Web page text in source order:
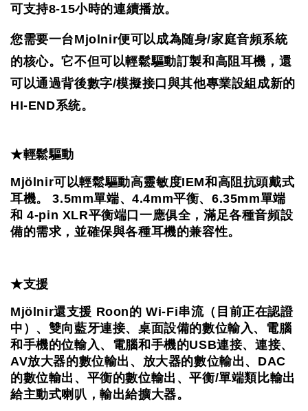
可支持8-15小時的連續播放。
您需要一台Mjolnir便可以成為随身/家庭音頻系統
的核心。它不但可以輕鬆驅動訂製和高阻耳機，還
可以通過背後數字/模擬接口與其他專業設組成新的
HI-END系统。
★輕鬆驅動
Mjölnir可以輕鬆驅動高靈敏度IEM和高阻抗頭戴式
耳機。 3.5mm單端、4.4mm平衡、6.35mm單端
和 4-pin XLR平衡端口一應俱全，滿足各種音頻設
備的需求，並確保與各種耳機的兼容性。
★支援
Mjölnir還支援 Roon的 Wi-Fi串流（目前正在認證
中）、 雙向藍牙連接、桌面設備的數位輸入、電腦
和手機的位輸入、 電腦和手機的USB連接、連接、
AV放大器的數位輸出、 放大器的數位輸出、DAC
的數位輸出、平衡的數位輸出、平衡/單端類比輸出
給主動式喇叭，輸出給擴大器。